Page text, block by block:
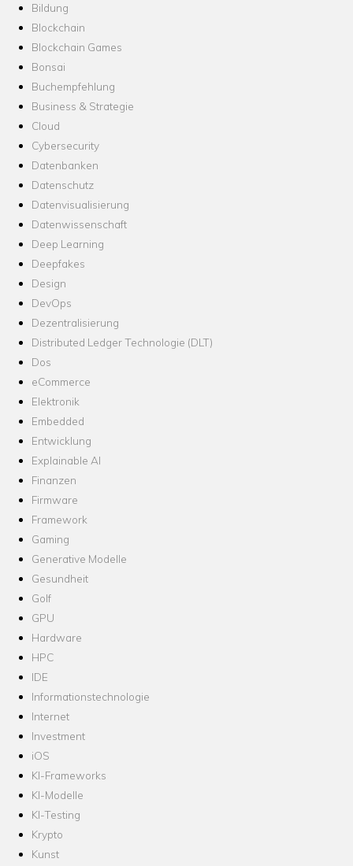
Bildung
Blockchain
Blockchain Games
Bonsai
Buchempfehlung
Business & Strategie
Cloud
Cybersecurity
Datenbanken
Datenschutz
Datenvisualisierung
Datenwissenschaft
Deep Learning
Deepfakes
Design
DevOps
Dezentralisierung
Distributed Ledger Technologie (DLT)
Dos
eCommerce
Elektronik
Embedded
Entwicklung
Explainable AI
Finanzen
Firmware
Framework
Gaming
Generative Modelle
Gesundheit
Golf
GPU
Hardware
HPC
IDE
Informationstechnologie
Internet
Investment
iOS
KI-Frameworks
KI-Modelle
KI-Testing
Krypto
Kunst